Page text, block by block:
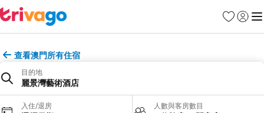
收藏夾
登入 選
查看澳門所有住宿
目的地
麗景灣藝術酒店
入住/退房 人數與客房數目